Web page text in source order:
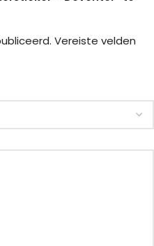
Vereiste velden